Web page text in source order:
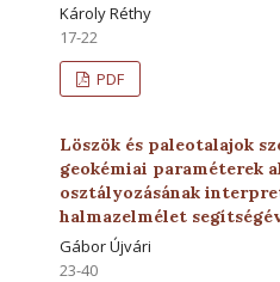
Károly Réthy
17-22
PDF
Löszök és paleotalajok
geokémiai paraméterek
osztályozásának
halmazelmélet
Gábor Újvári
23-40